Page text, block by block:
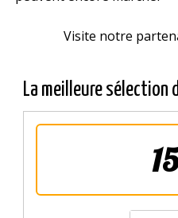
Visite notre
La meilleure sélection